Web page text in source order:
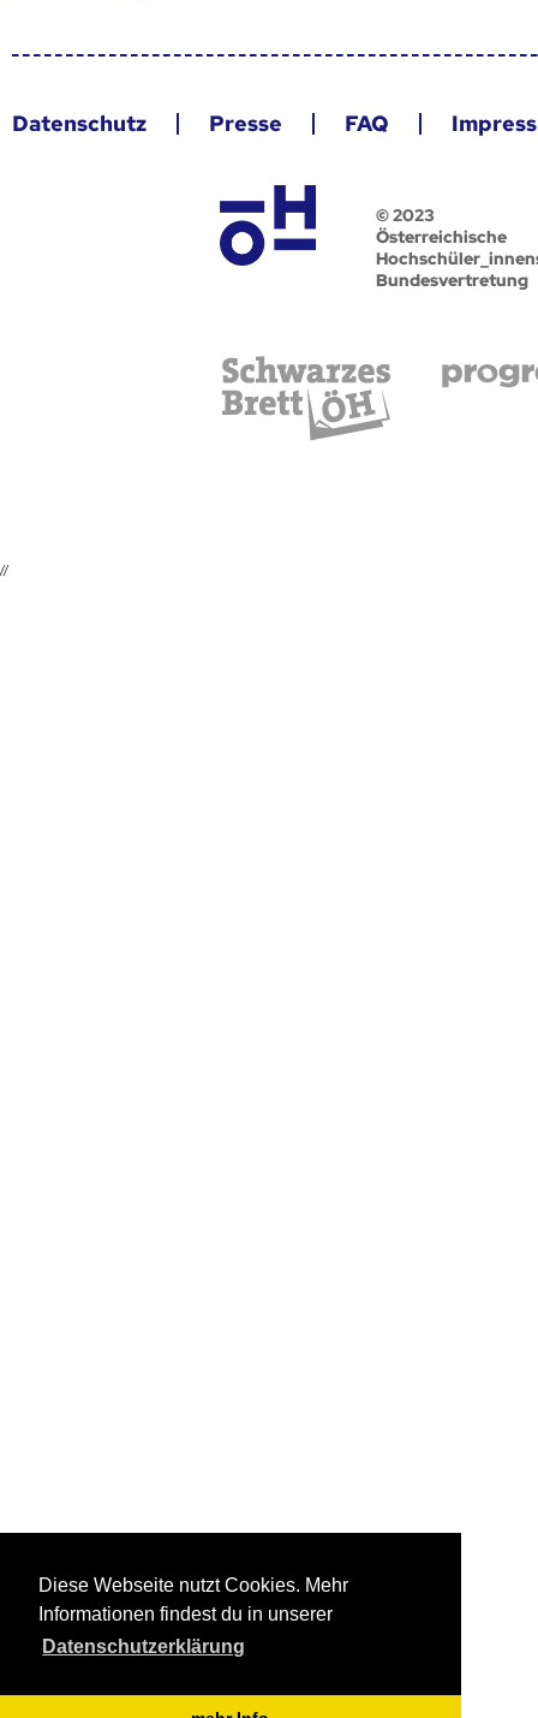
Diese Webseite nutzt Cookies. Mehr
Informationen findest du in unserer
Datenschutzerklärung
Datenschutz Presse FAQ
© 2023
Österreichische
Bundesvertretung
//